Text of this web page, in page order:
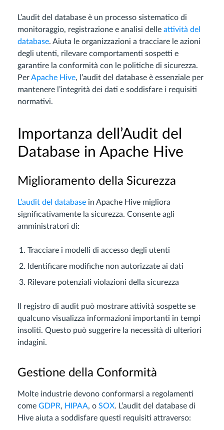
L’audit del database è un processo sistematico di
monitoraggio, registrazione e analisi delle attività del
database. Aiuta le organizzazioni a tracciare le azioni
degli utenti, rilevare comportamenti sospetti e
garantire la conformità con le politiche di sicurezza.
PerApache Hive, l’audit del database è essenziale per
mantenere l’integrità dei dati e soddisfare i requisiti
normativi.
Importanza dell’Audit del
Database in Apache Hive
Miglioramento della Sicurezza
L’audit del database in Apache Hive migliora
significativamente la sicurezza. Consente agli
amministratori di:
Tracciare i modelli di accesso degli utenti
Identificare modifiche non autorizzate ai dati
Rilevare potenziali violazioni della sicurezza
Il registro di audit può mostrare attività sospette se
qualcuno visualizza informazioni importanti in tempi
insoliti. Questo può suggerire la necessità di ulteriori
indagini.
Gestione della Conformità
Molte industrie devono conformarsi a regolamenti
come GDPR, HIPAA, o SOX. L’audit del database di
Hive aiuta a soddisfare questi requisiti attraverso: